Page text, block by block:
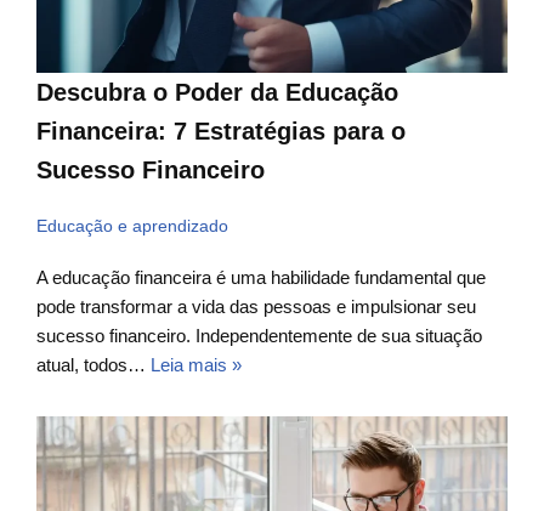
Descubra o Poder da Educação
Financeira: 7 Estratégias para o
Sucesso Financeiro
Educação e aprendizado
A educação financeira é uma habilidade fundamental que
pode transformar a vida das pessoas e impulsionar seu
sucesso financeiro. Independentemente de sua situação
atual, todos… Leia mais »